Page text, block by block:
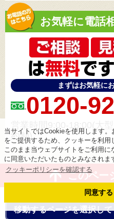
当サイトではCookieを使用します
をご提供するため、クッキーを利用
このまま当ウェブサイトをご利用に
に同意いただいたものとみなされま
クッキーポリシーを確認する
同意する
お気軽に電話
まずはお気軽に
0120-
営業時間9:00-18:00(大
約制)
このペー